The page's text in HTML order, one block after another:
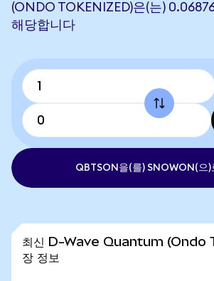
(ONDO TOKENIZED)은(는)
해당합니다
QBTSON을(를) SNOWON(으)
최신 D-Wave Quantum (Ondo
장 정보